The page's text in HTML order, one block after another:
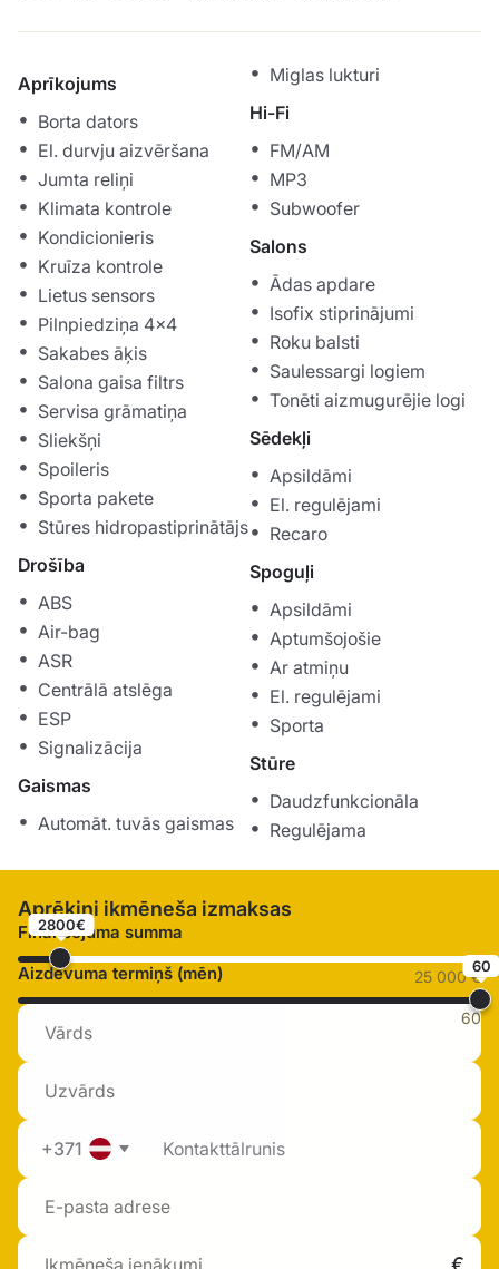
Aprīkojums
Borta dators
El. durvju aizvēršana
Jumta reliņi
Klimata kontrole
Kondicionieris
Kruīza kontrole
Lietus sensors
Pilnpiedziņa 4x4
Sakabes āķis
Salona gaisa filtrs
Servisa grāmatiņa
Sliekšņi
Spoileris
Sporta pakete
Stūres hidropastiprinātājs
Drošība
ABS
Air-bag
ASR
Centrālā atslēga
ESP
Signalizācija
Gaismas
Automāt. tuvās gaismas
Miglas lukturi
Hi-Fi
FM/AM
MP3
Subwoofer
Salons
Ādas apdare
Isofix stiprinājumi
Roku balsti
Saulessargi logiem
Tonēti aizmugurējie logi
Sēdekļi
Apsildāmi
El. regulējami
Recaro
Spoguļi
Apsildāmi
Aptumšojošie
Ar atmiņu
El. regulējami
Sporta
Stūre
Daudzfunkcionāla
Regulējama
Aprēķini ikmēneša izmaksas
Finansējuma summa
2800€
25 000 €
Aizdevuma termiņš (mēn) 60
60
+371